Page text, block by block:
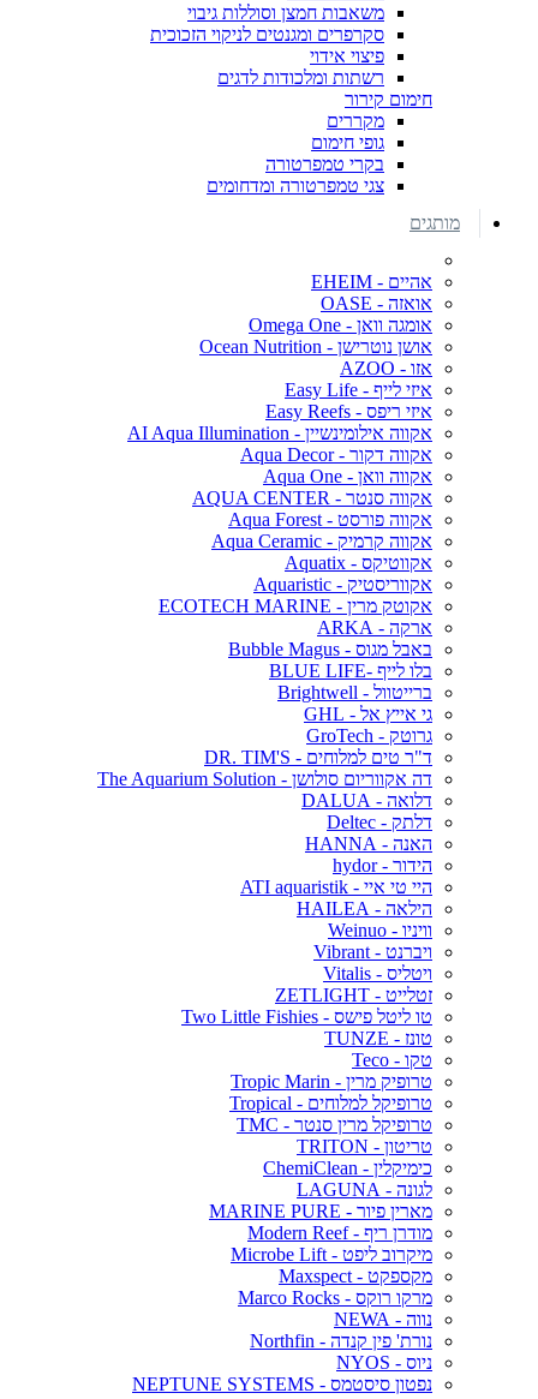
משאבות חמצן וסוללות גיבוי
סקרפרים ומגנטים לניקוי הזכוכית
פיצוי אידוי
רשתות ומלכודות לדגים
חימום קירור
מקררים
גופי חימום
בקרי טמפרטורה
צגי טמפרטורה ומדחומים
מותגים
אהיים - EHEIM
אואזה - OASE
אומגה וואן - Omega One
אושן נוטרישן - Ocean Nutrition
אזו - AZOO
איזי לייף - Easy Life
איזי ריפס - Easy Reefs
אקווה אילומינשיין - AI Aqua Illumination
אקווה דקור - Aqua Decor
אקווה וואן - Aqua One
אקווה סנטר - AQUA CENTER
אקווה פורסט - Aqua Forest
אקווה קרמיק - Aqua Ceramic
אקווטיקס - Aquatix
אקווריסטיק - Aquaristic
אקוטק מרין - ECOTECH MARINE
ארקה - ARKA
באבל מגוס - Bubble Magus
בלו לייף -BLUE LIFE
ברייטוול - Brightwell
גי אייץ אל - GHL
גרוטק - GroTech
ד"ר טים למלוחים - DR. TIM'S
דה אקווריום סולושן - The Aquarium Solution
דלואה - DALUA
דלתק - Deltec
האנה - HANNA
הידור - hydor
היי טי איי - ATI aquaristik
הילאה - HAILEA
וויניו - Weinuo
ויברנט - Vibrant
ויטליס - Vitalis
זטלייט - ZETLIGHT
טו ליטל פישס - Two Little Fishies
טונז - TUNZE
טקו - Teco
טרופיק מרין - Tropic Marin
טרופיקל למלוחים - Tropical
טרופיקל מרין סנטר - TMC
טריטון - TRITON
כימיקלין - ChemiClean
לגונה - LAGUNA
מארין פיור - MARINE PURE
מודרן ריף - Modern Reef
מיקרוב ליפט - Microbe Lift
מקספקט - Maxspect
מרקו רוקס - Marco Rocks
נווה - NEWA
נורת' פין קנדה - Northfin
ניוס - NYOS
נפטון סיסטמס - NEPTUNE SYSTEMS